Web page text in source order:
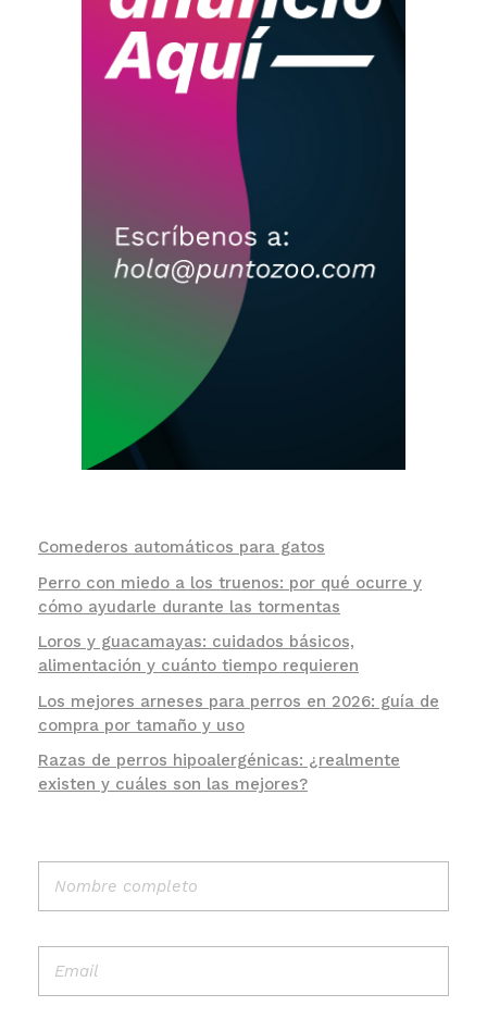
Comederos automáticos para gatos
Perro con miedo a los truenos: por qué ocurre y
cómo ayudarle durante las tormentas
Loros y guacamayas: cuidados básicos,
alimentación y cuánto tiempo requieren
Los mejores arneses para perros en 2026: guía de
compra por tamaño y uso
Razas de perros hipoalergénicas: ¿realmente
existen y cuáles son las mejores?